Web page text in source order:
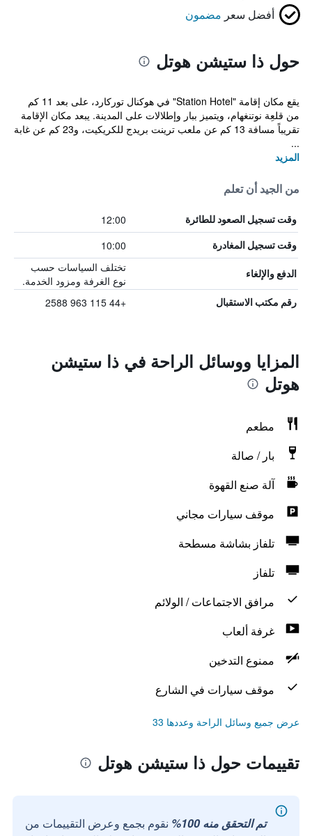
أفضل سعر مضمون
حول ذا ستيشن هوتل
يقع مكان إقامة "Station Hotel" في هوكنال توركارد، على بعد 11 كم
من قلعِة نوتنغهام، ويتميز ببار وإطلالات على المدينة. يبعد مكان الإقامة
تقريباً مسافة 13 كم عن ملعب ترينت بريدج للكريكيت، و23 كم عن غابة
...
المزيد
من الجيد أن تعلم
وقت تسجيل الصعود للطائرة 12:00
وقت تسجيل المغادرة 10:00
الدفع والإلغاء
تختلف السياسات حسب
نوع الغرفة ومزود الخدمة.
رقم مكتب الاستقبال +44 115 963 2588
المزايا ووسائل الراحة في ذا ستيشن
هوتل
مطعم
بار / صالة
آلة صنع القهوة
موقف سيارات مجاني
تلفاز بشاشة مسطحة
تلفاز
مرافق الاجتماعات / الولائم
غرفة ألعاب
ممنوع التدخين
موقف سيارات في الشارع
عرض جميع وسائل الراحة وعددها 33
تقييمات حول ذا ستيشن هوتل
تم التحقق منه 100%
نقوم بجمع وعرض التقييمات من